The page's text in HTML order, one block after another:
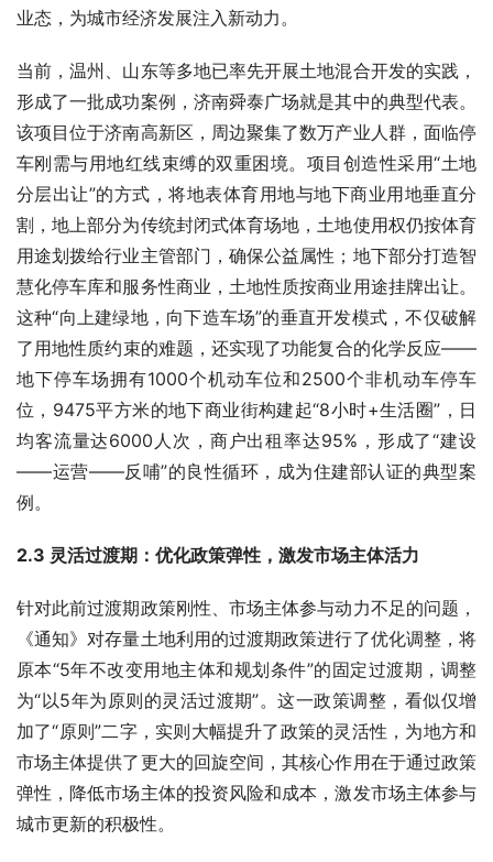
业态，为城市经济发展注入新动力。
当前，温州、山东等多地已率先开展土地混合开发的实践，
形成了一批成功案例，济南舜泰广场就是其中的典型代表。
该项目位于济南高新区，周边聚集了数万产业人群，面临停
车刚需与用地红线束缚的双重困境。项目创造性采用“土地
分层出让”的方式，将地表体育用地与地下商业用地垂直分
割，地上部分为传统封闭式体育场地，土地使用权仍按体育
用途划拨给行业主管部门，确保公益属性；地下部分打造智
慧化停车库和服务性商业，土地性质按商业用途挂牌出让。
这种“向上建绿地，向下造车场”的垂直开发模式，不仅破解
了用地性质约束的难题，还实现了功能复合的化学反应——
地下停车场拥有1000个机动车位和2500个非机动车停车
位，9475平方米的地下商业街构建起“8小时+生活圈”，日
均客流量达6000人次，商户出租率达95%，形成了“建设
——运营——反哺”的良性循环，成为住建部认证的典型案
例。
2.3 灵活过渡期：优化政策弹性，激发市场主体活力
针对此前过渡期政策刚性、市场主体参与动力不足的问题，
《通知》对存量土地利用的过渡期政策进行了优化调整，将
原本“5年不改变用地主体和规划条件”的固定过渡期，调整
为“以5年为原则的灵活过渡期”。这一政策调整，看似仅增
加了“原则”二字，实则大幅提升了政策的灵活性，为地方和
市场主体提供了更大的回旋空间，其核心作用在于通过政策
弹性，降低市场主体的投资风险和成本，激发市场主体参与
城市更新的积极性。